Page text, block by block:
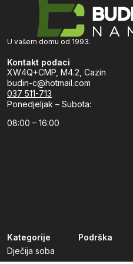
U vašem domu od 1993.
Kontakt podaci
XW4Q+CMP, M4.2, Cazin
budin-c@hotmail.com
037 511-713
Ponedjeljak – Subota:
08:00 – 16:00
Kategorije
Dječija soba
Podrška